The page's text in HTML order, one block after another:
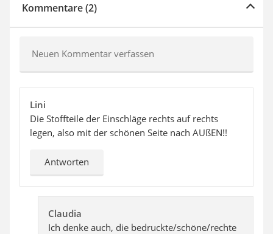
Kommentare (2)
Neuen Kommentar verfassen
Lini
Die Stoffteile der Einschläge rechts auf rechts
legen, also mit der schönen Seite nach AUßEN!!
Antworten
Claudia
Ich denke auch, die bedruckte/schöne/rechte